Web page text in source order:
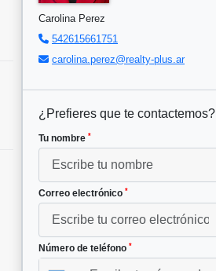
Carolina Perez
542615661751
carolina.perez@realty-plus.ar
¿Prefieres que te contactemos?
Tu nombre *
Correo electrónico *
Número de teléfono *